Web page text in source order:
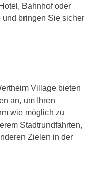
Bahnhof oder
bringen Sie sicher
Village bieten
an, um Ihren
wie möglich zu
Stadtrundfahrten,
Zielen in der